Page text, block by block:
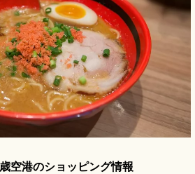
空港のショッピング情報